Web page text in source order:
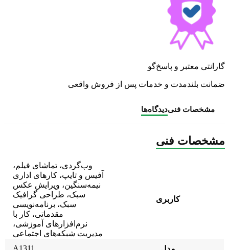
گارانتی معتبر و پاسخ‌گو
ضمانت بلندمدت و خدمات پس از فروش واقعی
مشخصات فنیدیدگاه‌ها
مشخصات فنی
کاربری
وب‌گردی، تماشای فیلم،
آفیس و تایپ، کارهای اداری
نیمه‌سنگین، ویرایش عکس
سبک، طراحی گرافیک
سبک، برنامه‌نویسی
مقدماتی، کار با
نرم‌افزارهای آموزشی،
مدیریت شبکه‌های اجتماعی